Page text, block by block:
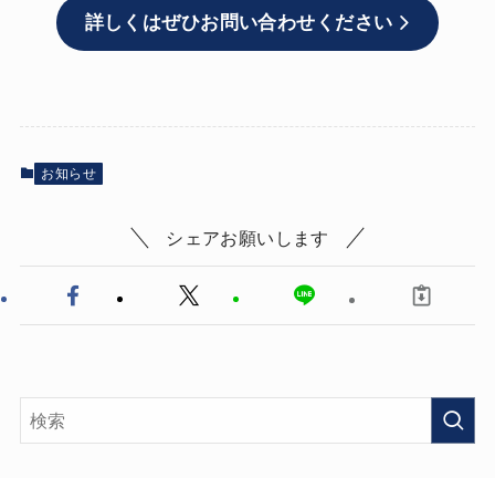
詳しくはぜひお問い合わせください
お知らせ
シェアお願いします